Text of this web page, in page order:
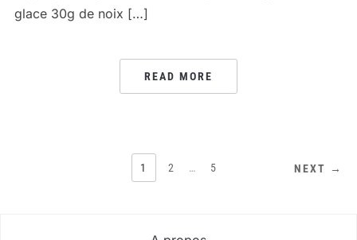
glace 30g de noix […]
READ MORE
1 2 … 5 NEXT →